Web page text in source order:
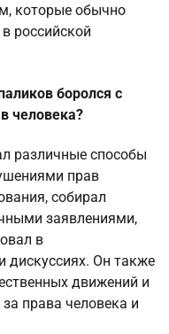
которые обычно
российской
боролся с
человека?
различные способы
прав
собирал
заявлениями,
в
дискуссиях. Он также
движений и
права человека и